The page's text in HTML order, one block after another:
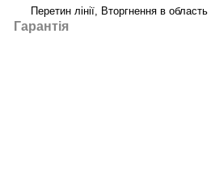
Перетин лінії, Вторгнення в область
Гарантія